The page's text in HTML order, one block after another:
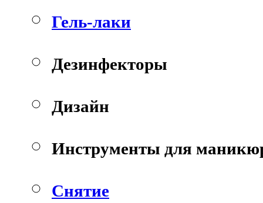
Гель-лаки
Дезинфекторы
Дизайн
Инструменты для
Снятие